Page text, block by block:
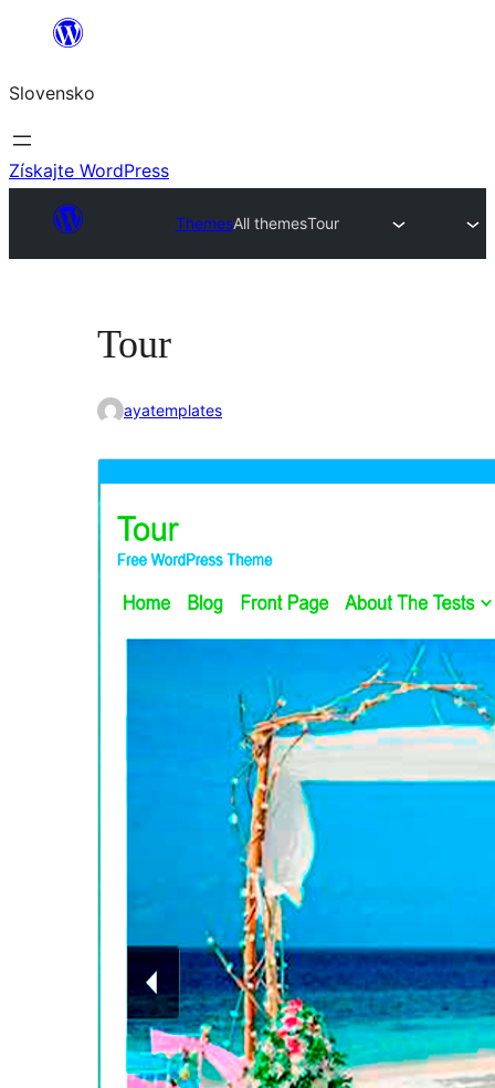
Prejsť
obsah
Slovensko
Získajte WordPress
ThemesAll themesTour
Tour
ayatemplates